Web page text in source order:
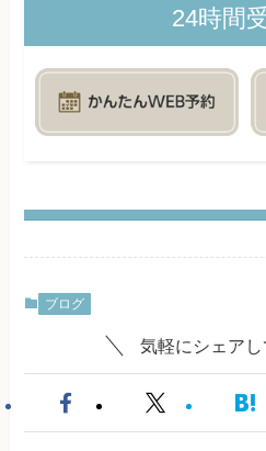
24時間
ブログ
気軽にシェア